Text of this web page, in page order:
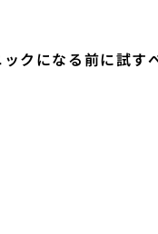
クになる前に試す